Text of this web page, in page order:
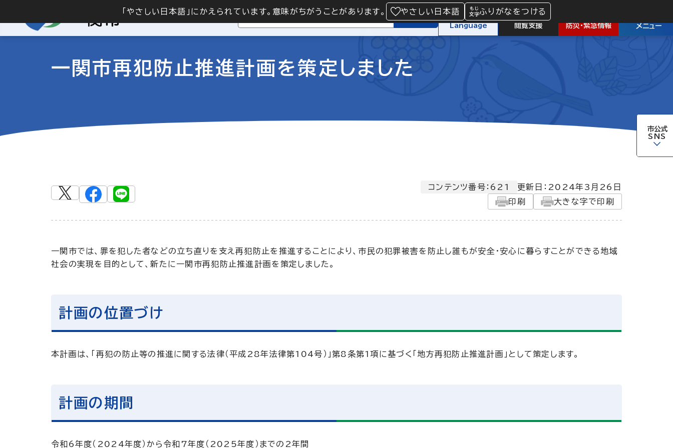
「やさしい日本語」にかえられています。意味がちがうことがあります。 やさしい日本語 ふりがなをつける
検索
Language 閲覧支援 防災・緊急情報 メニュー
市公式
SNS
一関市再犯防止推進計画を策定しました
コンテンツ番号：621 更新日： 2024年3月26日
印刷
大きな字で印刷
一関市では、罪を犯した者などの立ち直りを支え再犯防止を推進することにより、市民の犯罪被害を防止し誰もが安全・安心に暮らすことができる地域
社会の実現を目的として、新たに一関市再犯防止推進計画を策定しました。
計画の位置づけ
本計画は、「再犯の防止等の推進に関する法律（平成28年法律第104号）」第8条第1項に基づく「地方再犯防止推進計画」として策定します。
計画の期間
令和6年度（2024年度）から令和7年度（2025年度）までの2年間